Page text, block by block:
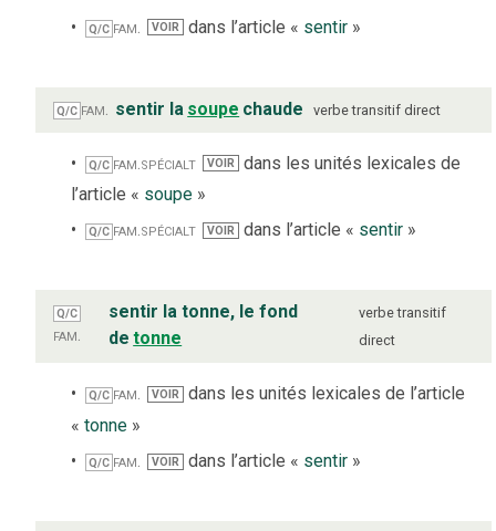
Q/C fam. VOIR dans l’article « sentir »
Q/C fam. sentir la soupe chaude verbe transitif direct
Q/C fam. spécialt VOIR
dans les unités lexicales de
l’article « soupe »
Q/C fam.spécialt VOIR dans l’article « sentir »
Q/C
fam.
sentir la tonne, le fond
de tonne
verbe transitif
direct
Q/C fam. VOIR
dans les unités lexicales de l’article
« tonne »
Q/C fam. VOIR dans l’article « sentir »